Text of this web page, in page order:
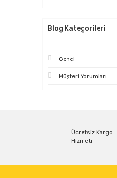
Blog Kategorileri
Genel
Müşteri Yorumları
Ücretsiz Kargo
Hizmeti